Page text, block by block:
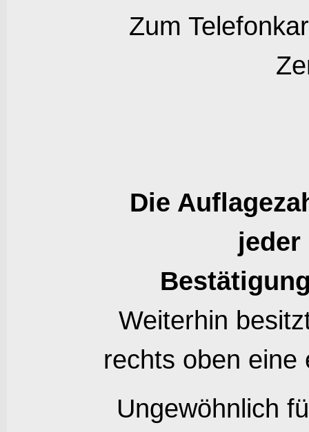
Zum
Die
jeder
Weiterhin
rechts oben eine
Ungewöhnlich